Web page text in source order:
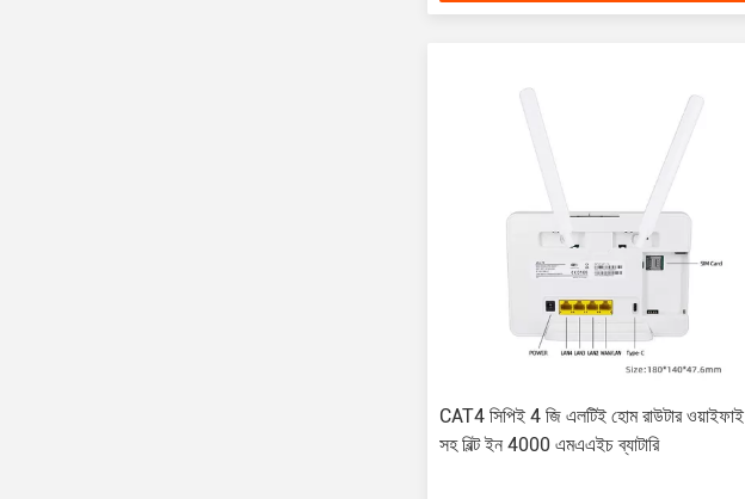
CAT4 সিপিই 4 জি এলটিই হোম রাউটার ওয়াইফাই
সহ বিল্ট ইন 4000 এমএএইচ ব্যাটারি